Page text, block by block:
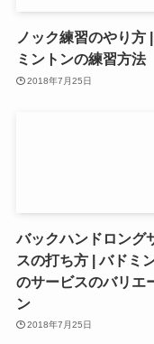
ノック練習のやり方
ミントンの練習方法
2018年7月25日
バックハンドロング
スの打ち方 | バドミ
のサービスのバリエ
ン
2018年7月25日